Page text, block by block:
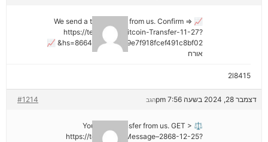
📈 We send a transaction from us. Confirm =>
https://telegra.ph/Bitcoin-Transfer-11-27?
hs=8664c520642b9e7f918fcef491c8bf02& 📈
אורח
2l8415
דצמבר 28, 2024 בשעה 7:56 pm #1214 הגב
⚖ You got a transfer from us. GET >
https://telegra.ph/Message–2868-12-25?